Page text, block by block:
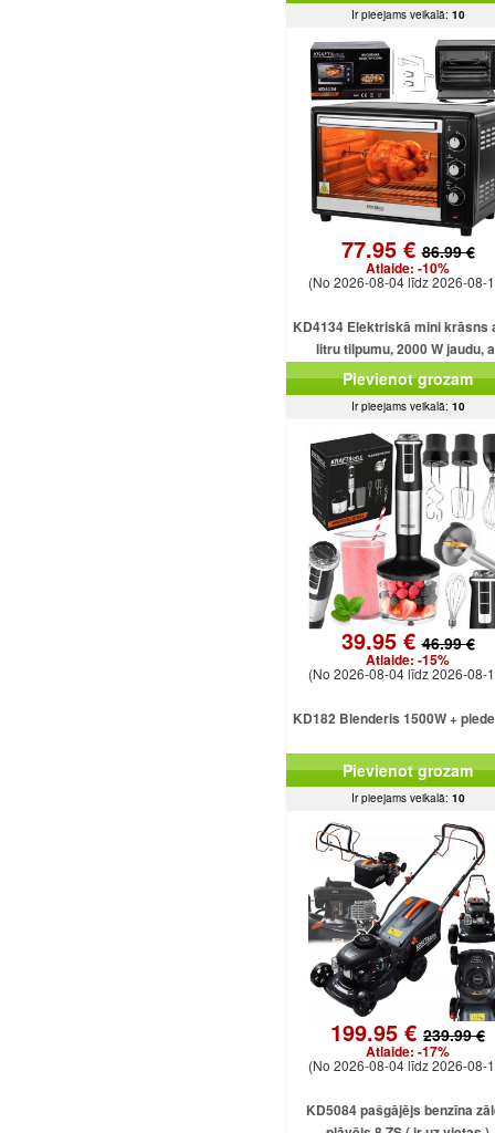
Ir pieejams veikalā: 10
77.95 €86.99 €
Atlaide: -10%
(No 2026-08-04 līdz 2026-08-
KD4134 Elektriskā mini krāsns
litru tilpumu, 2000 W jaudu,
dažādām funkcijām un
Pievienot grozam
Ir pieejams veikalā: 10
39.95 €46.99 €
Atlaide: -15%
(No 2026-08-04 līdz 2026-08-
KD182 Blenderis 1500W +
Pievienot grozam
Ir pieejams veikalā: 10
199.95 € 239.99 €
Atlaide: -17%
(No 2026-08-04 līdz 2026-08-
KD5084 pašgājējs benzīna